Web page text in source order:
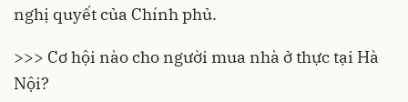
nghị quyết của Chính phủ.
>>> Cơ hội nào cho người mua nhà ở thực tại Hà
Nội?